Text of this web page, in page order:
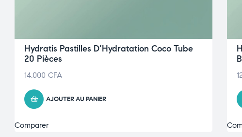
Hydratis Pastilles D’Hydratation Coco Tube
20 Pièces
14.000 CFA
AJOUTER AU PANIER
Comparer